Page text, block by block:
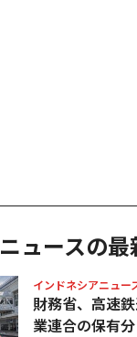
ュースの
インドネシアニュー
財務省、高速
業連合の保有分